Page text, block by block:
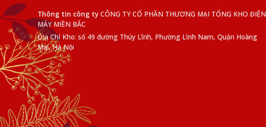
Thông tin công ty CÔNG TY CỔ PHẦN THƯƠNG MẠI TỔNG KHO ĐIỆN
MÁY MIỀN BẮC
Địa Chỉ Kho: số 49 đường Thúy Lĩnh, Phường Lĩnh Nam, Quận Hoàng
Mai, Hà Nội